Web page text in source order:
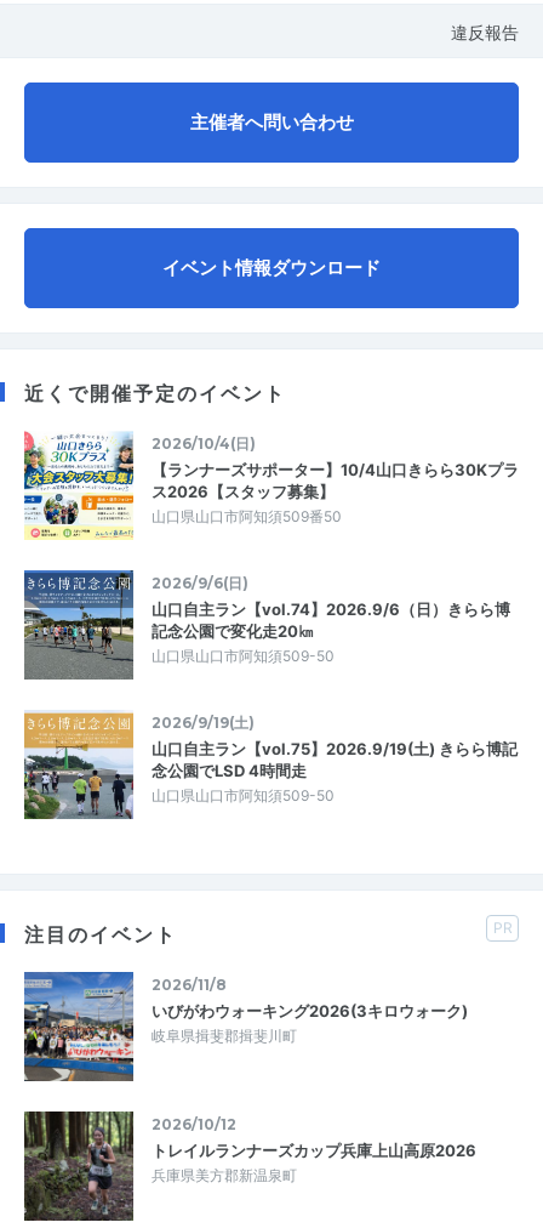
違反報告
主催者へ問い合わせ
イベント情報ダウンロード
近くで開催予定のイベント
2026/10/4(日)
【ランナーズサポーター】10/4山口きらら30Kプラ
ス2026【スタッフ募集】
山口県山口市阿知須509番50
2026/9/6(日)
山口自主ラン【vol.74】2026.9/6（日）きらら博
記念公園で変化走20㎞
山口県山口市阿知須509-50
2026/9/19(土)
山口自主ラン【vol.75】2026.9/19(土) きらら博記
念公園でLSD 4時間走
山口県山口市阿知須509-50
注目のイベント PR
2026/11/8
いびがわウォーキング2026(3キロウォーク)
岐阜県揖斐郡揖斐川町
2026/10/12
トレイルランナーズカップ兵庫上山高原2026
兵庫県美方郡新温泉町